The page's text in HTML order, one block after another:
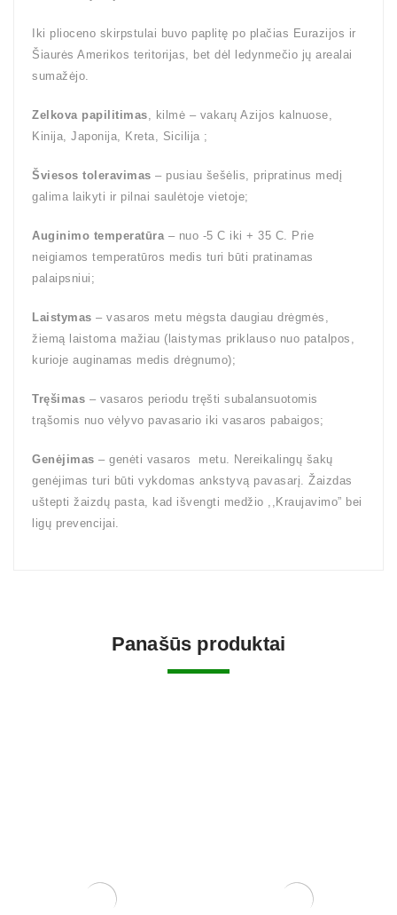
Iki plioceno skirpstulai buvo paplitę po plačias Eurazijos ir
Šiaurės Amerikos teritorijas, bet dėl ledynmečio jų arealai
sumažėjo.
Zelkova papilitimas, kilmė – vakarų Azijos kalnuose,
Kinija, Japonija, Kreta, Sicilija ;
Šviesos toleravimas – pusiau šešėlis, pripratinus medį
galima laikyti ir pilnai saulėtoje vietoje;
Auginimo temperatūra– nuo -5 C iki + 35 C. Prie
neigiamos temperatūros medis turi būti pratinamas
palaipsniui;
Laistymas – vasaros metu mėgsta daugiau drėgmės,
žiemą laistoma mažiau (laistymas priklauso nuo patalpos,
kurioje auginamas medis drėgnumo);
Tręšimas – vasaros periodu tręšti subalansuotomis
trąšomis nuo vėlyvo pavasario iki vasaros pabaigos;
Genėjimas – genėti vasaros metu. Nereikalingų šakų
genėjimas turi būti vykdomas ankstyvą pavasarį. Žaizdas
uštepti žaizdų pasta, kad išvengti medžio ,,Kraujavimo” bei
ligų prevencijai.
Panašūs produktai